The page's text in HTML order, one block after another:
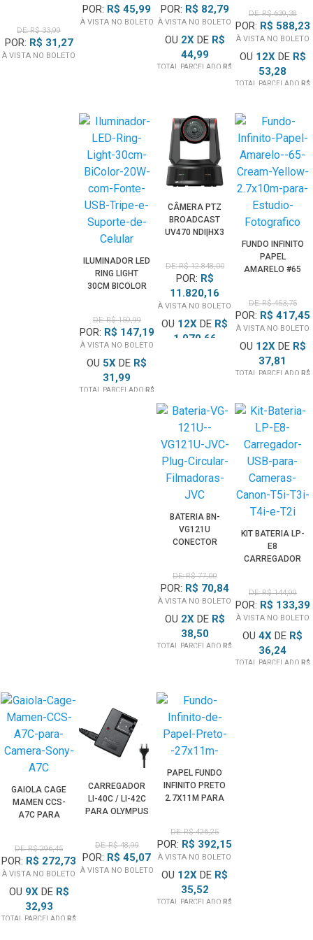
DE: R$ 33,99
POR: R$ 31,27
À VISTA NO BOLETO
MODELADOR DE
ILUMINAÇÃO
POR: R$ 45,99
À VISTA NO BOLETO
POR: R$ 82,79
À VISTA NO BOLETO
OU 2XDE R$
44,99
TOTAL PARCELADO R$
DE: R$ 639,38
POR: R$ 588,23
À VISTA NO BOLETO
OU 12XDE R$
53,28
TOTAL PARCELADO R$
ILUMINADOR LED
RING LIGHT
30CM BICOLOR
SUPORTE DE
CELULAR
DE: R$ 159,99
POR: R$ 147,19
À VISTA NO BOLETO
OU 5X DE R$
31,99
TOTAL PARCELADO R$
CÂMERA PTZ
BROADCAST
UV470 NDI|HX3
RASTREAMENTO
IA (PRETA)
DE: R$ 12.848,00
POR: R$
11.820,16
À VISTA NO BOLETO
OU 12X DE R$
1.070,66
FUNDO INFINITO
PAPEL
AMARELO #65
ESTÚDIO
FOTOGRÁFICO
DE: R$ 453,75
POR: R$ 417,45
À VISTA NO BOLETO
OU 12XDE R$
37,81
TOTAL PARCELADO R$
BATERIA BN-
VG121U
CONECTOR
JVC
DE: R$ 77,00
POR: R$ 70,84
À VISTA NO BOLETO
OU 2XDE R$
38,50
TOTAL PARCELADO R$
KIT BATERIA LP-
E8
CARREGADOR
CANON T5I, T3I,
T4I E T2I
DE: R$ 144,99
POR: R$ 133,39
À VISTA NO BOLETO
OU4X DE R$
36,24
TOTAL PARCELADO R$
GAIOLA CAGE
MAMEN CCS-
A7C PARA
DE: R$ 296,45
POR: R$ 272,73
À VISTA NO BOLETO
OU 9XDE R$
32,93
TOTAL PARCELADO R$
CARREGADOR
LI-40C / LI-42C
PARA OLYMPUS
DE: R$ 48,99
POR: R$ 45,07
À VISTA NO BOLETO
PAPEL FUNDO
INFINITO PRETO
2.7X11M PARA
DE: R$ 426,25
POR: R$ 392,15
À VISTA NO BOLETO
OU 12X DE R$
35,52
TOTAL PARCELADO R$